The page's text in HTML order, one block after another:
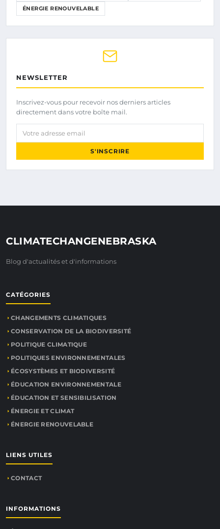
ÉNERGIE RENOUVELABLE
NEWSLETTER
Inscrivez-vous pour recevoir nos derniers articles
directement dans votre boîte mail.
Votre adresse email
S'INSCRIRE
CLIMATECHANGENEBRASKA
Blog d'actualités et d'informations
CATÉGORIES
CHANGEMENTS CLIMATIQUES
CONSERVATION DE LA BIODIVERSITÉ
POLITIQUE CLIMATIQUE
POLITIQUES ENVIRONNEMENTALES
ÉCOSYSTÈMES ET BIODIVERSITÉ
ÉDUCATION ENVIRONNEMENTALE
ÉDUCATION ET SENSIBILISATION
ÉNERGIE ET CLIMAT
ÉNERGIE RENOUVELABLE
LIENS UTILES
CONTACT
INFORMATIONS